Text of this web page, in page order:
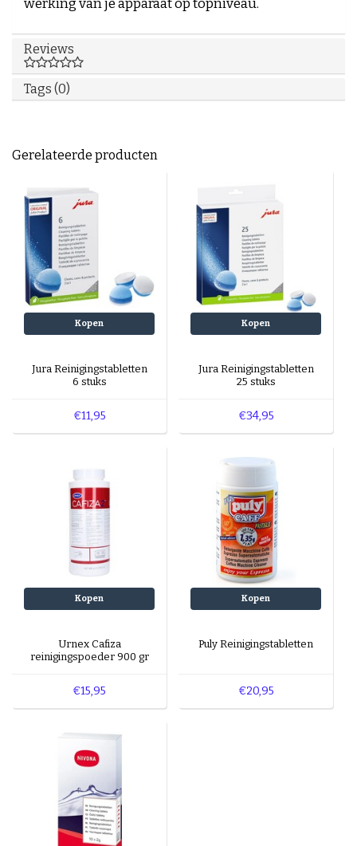
werking van je apparaat op topniveau.
Reviews
Tags (0)
Gerelateerde producten
Kopen
Jura Reinigingstabletten
6 stuks
€11,95
Kopen
Jura Reinigingstabletten
25 stuks
€34,95
Kopen
Urnex Cafiza
reinigingspoeder 900 gr
€15,95
Kopen
Puly Reinigingstabletten
€20,95